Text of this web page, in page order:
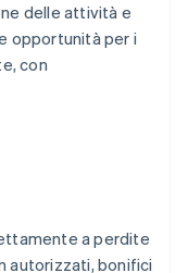
delle attività e
opportunità per i
con
a perdite
autorizzati, bonifici